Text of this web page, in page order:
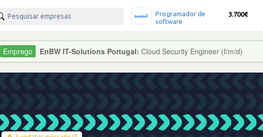
Programador de
software
3.700€
EnBW IT-Solutions Portugal: Cloud Security Engineer (f/m/d)